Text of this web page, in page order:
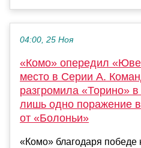
04:00, 25 Ноя
«Комо» опередил
место в Серии А.
разгромила «Торино» в
лишь одно поражение в
от «Болоньи»
«Комо» благодаря